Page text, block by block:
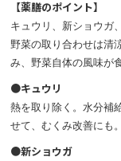
【薬膳のポイント】
キュウリ、新ショウガ
野菜の取り合わせは清
み、野菜自体の風味が
●キュウリ
熱を取り除く。水分補
せて、むくみ改善にも。
●新ショウガ